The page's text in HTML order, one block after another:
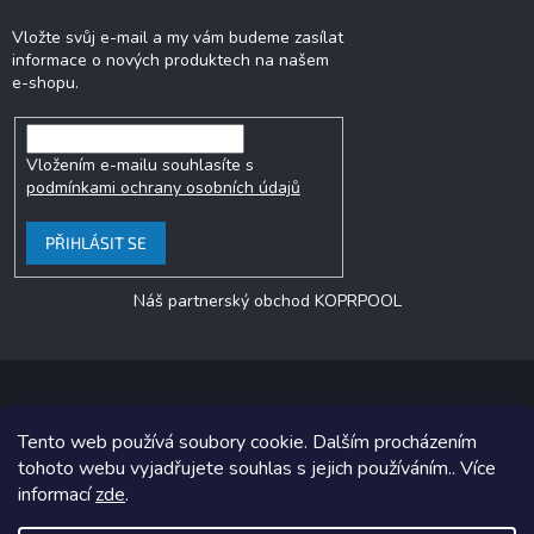
Tento web používá soubory cookie. Dalším procházením
tohoto webu vyjadřujete souhlas s jejich používáním.. Více
informacízde.
Vložte svůj e-mail a my vám budeme zasílat
informace o nových produktech na našem
e-shopu.
Vložením e-mailu souhlasíte s
podmínkami ochrany osobních údajů
PŘIHLÁSIT SE
Náš partnerský obchod KOPRPOOL
Copyright 2026jezero.cz. Všechna práva vyhrazena.
Grafický návrh vytvořil a na Shoptet implementoval
Shoptetak.cz.